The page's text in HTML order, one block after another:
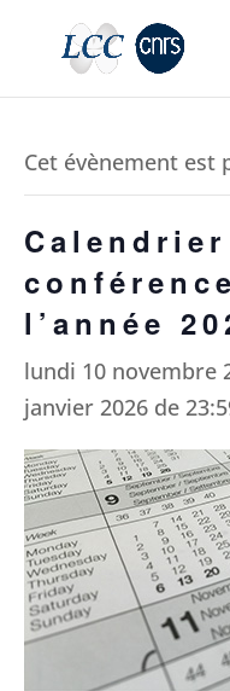
Cet évènement est
l’année
lundi 10 novembre
janvier 2026 de